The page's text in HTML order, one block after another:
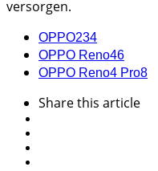
versorgen.
OPPO234
OPPO Reno46
OPPO Reno4 Pro8
Sharethis article